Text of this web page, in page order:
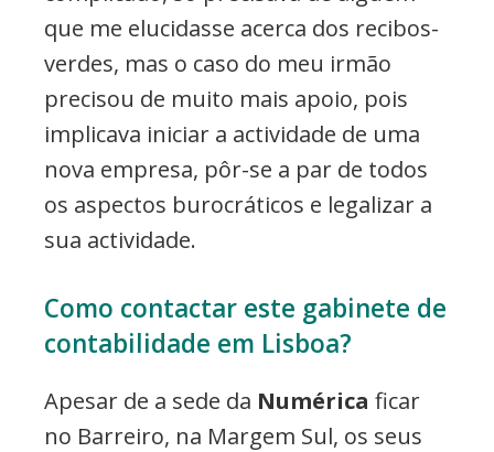
que me elucidasse acerca dos recibos-
verdes, mas o caso do meu irmão
precisou de muito mais apoio, pois
implicava iniciar a actividade de uma
nova empresa, pôr-se a par de todos
os aspectos burocráticos e legalizar a
sua actividade.
Como contactar este gabinete de
contabilidade em Lisboa?
Apesar de a sede da Numérica ficar
no Barreiro, na Margem Sul, os seus